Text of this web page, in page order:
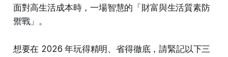
面對高生活成本時，一場智慧的「財富與生活質素防
禦戰」。
想要在 2026 年玩得精明、省得徹底，請緊記以下三